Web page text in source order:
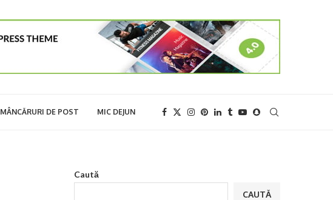
MÂNCĂRURI DE POST MIC DEJUN
Caută
CAUTĂ